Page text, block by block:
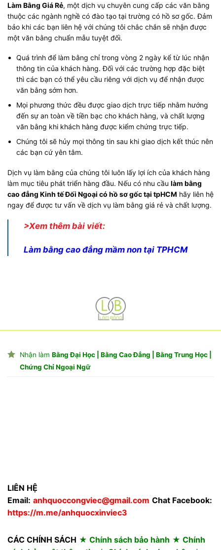
Làm Bằng Giá Rẻ, một dịch vụ chuyên cung cấp các văn bằng
thuộc các ngành nghề có đào tạo tại trường có hồ sơ gốc. Đảm
bảo khi các bạn liên hệ với chúng tôi chắc chắn sẽ nhận được
một văn bằng chuẩn mẫu tuyệt đối.
Quá trình để làm bằng chỉ trong vòng 2 ngày kể từ lúc nhận
thông tin của khách hàng. Đối với các trường hợp đặc biệt
thì các bạn có thể yêu cầu riêng với dịch vụ để nhận được
văn bằng sớm hơn.
Mọi phương thức đều được giao dịch trực tiếp nhằm hướng
đến sự an toàn về tiền bạc cho khách hàng, và chất lượng
văn bằng khi khách hàng được kiểm chứng trực tiếp.
Chúng tôi sẽ hủy mọi thông tin sau khi giao dịch kết thúc nên
các bạn cứ yên tâm.
Dịch vụ làm bằng của chúng tôi luôn lấy lợi ích của khách hàng
làm mục tiêu phát triển hàng đầu. Nếu có nhu cầu làm bằng
cao đẳng Kinh tế Đối Ngoại có hồ sơ gốc tại tpHCM hãy liên hệ
ngay để được tư vấn về dịch vụ làm bằng giá rẻ và chất lượng.
>Xem thêm bài viết:
Làm bằng cao đẳng mầm non tại TPHCM
Nhận làm Bằng Đại Học | Bằng Cao Đẳng | Bằng Trung Học |
Chứng Chỉ Ngoại Ngữ
LIÊN HỆ
Email: anhquoccongviec@gmail.com Chat Facebook:
https://m.me/anhquocxinviec3
CÁC CHÍNH SÁCH ★ Chính sách bảo hành ★ Chính